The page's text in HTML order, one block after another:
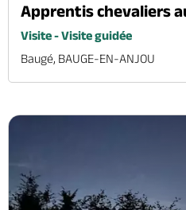
Apprentis chevaliers
Visite - Visite guidée
Baugé, BAUGE-EN-ANJOU